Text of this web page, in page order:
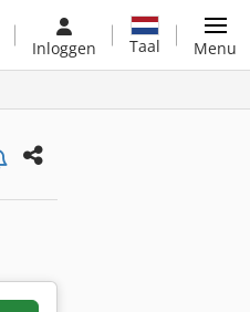
Inloggen Taal Menu